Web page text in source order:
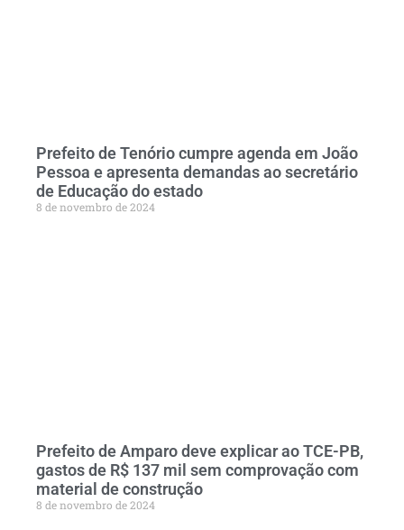
Prefeito de Tenório cumpre agenda em João
Pessoa e apresenta demandas ao secretário
de Educação do estado
8 de novembro de 2024
Prefeito de Amparo deve explicar ao TCE-PB,
gastos de R$ 137 mil sem comprovação com
material de construção
8 de novembro de 2024